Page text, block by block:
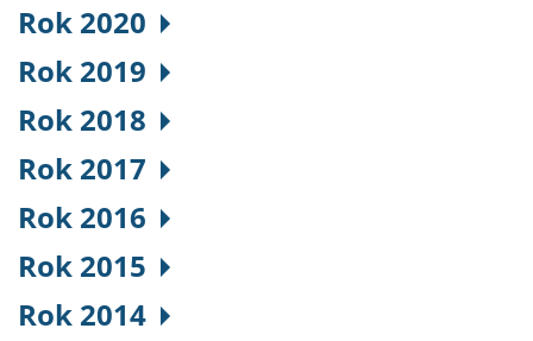
Rok 2020
Rok 2019
Rok 2018
Rok 2017
Rok 2016
Rok 2015
Rok 2014